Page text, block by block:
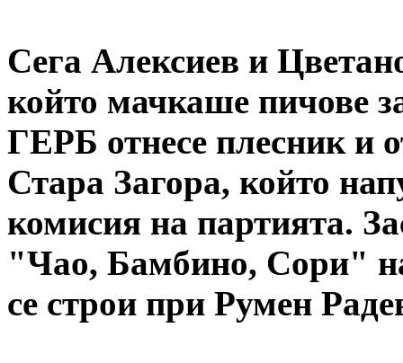
Сега Алексиев и
който мачкаше пичове
ГЕРБ отнесе плесник и
Стара Загора, който
комисия на партията.
"Чао, Бамбино, Сори"
се строи при Румен